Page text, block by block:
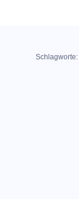
Schlagworte: